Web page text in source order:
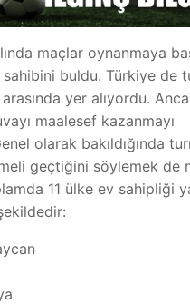
maçlar oynanmaya
buldu. Türkiye de
yer alıyordu.
maalesef kazanmayı
olarak bakıldığında
geçtiğini söylemek de
11 ülke ev sahipliği